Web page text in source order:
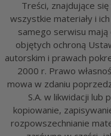
Treści, znajdujące
wszystkie materiały i
samego serwisu
objętych ochroną
autorskim i prawach
2000 r. Prawo
mowa w zdaniu
S.A. w likwidacji lub
kopiowanie,
rozpowszechnianie